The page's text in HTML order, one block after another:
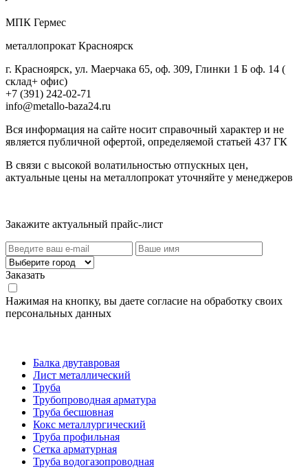
МПК Гермес
металлопрокат Красноярск
г. Красноярск, ул. Маерчака 65, оф. 309, Глинки 1 Б оф. 14 (
склад+ офис)
+7 (391) 242-02-71
info@metallo-baza24.ru
Вся информация на сайте носит справочный характер и не
является публичной офертой, определяемой статьей 437 ГК
В связи с высокой волатильностью отпускных цен,
актуальные цены на металлопрокат уточняйте у менеджеров
Закажите актуальный прайс-лист
Заказать
Нажимая на кнопку, вы даете согласие на обработку своих
персональных данных
Балка двутавровая
Лист металлический
Труба
Трубопроводная арматура
Труба бесшовная
Кокс металлургический
Труба профильная
Cетка арматурная
Труба водогазопроводная